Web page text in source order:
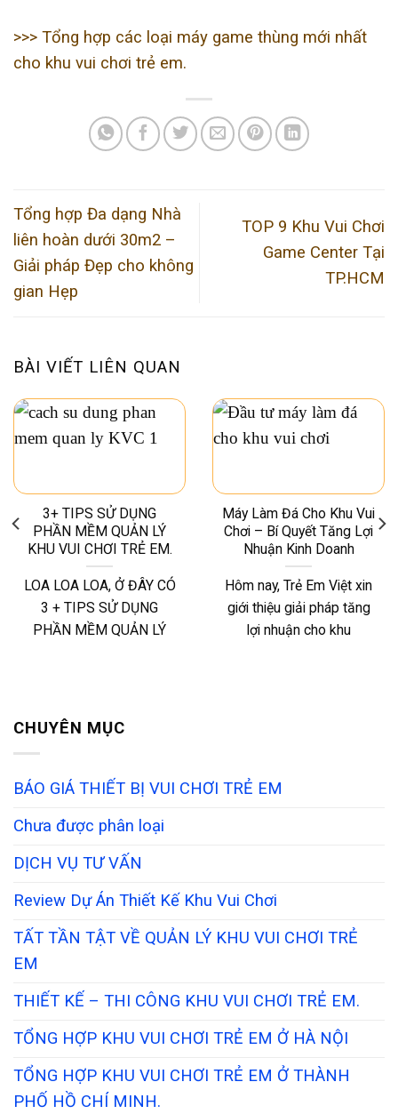
>>> Tổng hợp các loại máy game thùng mới nhất
cho khu vui chơi trẻ em.
Tổng hợp Đa dạng Nhà
liên hoàn dưới 30m2 –
Giải pháp Đẹp cho không
gian Hẹp
TOP 9 Khu Vui Chơi
Game Center Tại
TP.HCM
BÀI VIẾT LIÊN QUAN
3+ TIPS SỬ DỤNG
PHẦN MỀM QUẢN LÝ
KHU VUI CHƠI TRẺ EM.
LOA LOA LOA, Ở ĐÂY CÓ
3 + TIPS SỬ DỤNG
PHẦN MỀM QUẢN LÝ
Máy Làm Đá Cho Khu Vui
Chơi – Bí Quyết Tăng Lợi
Nhuận Kinh Doanh
Hôm nay, Trẻ Em Việt xin
giới thiệu giải pháp tăng
lợi nhuận cho khu
CHUYÊN MỤC
BÁO GIÁ THIẾT BỊ VUI CHƠI TRẺ EM
Chưa được phân loại
DỊCH VỤ TƯ VẤN
Review Dự Án Thiết Kế Khu Vui Chơi
TẤT TẦN TẬT VỀ QUẢN LÝ KHU VUI CHƠI TRẺ
EM
THIẾT KẾ – THI CÔNG KHU VUI CHƠI TRẺ EM.
TỔNG HỢP KHU VUI CHƠI TRẺ EM Ở HÀ NỘI
TỔNG HỢP KHU VUI CHƠI TRẺ EM Ở THÀNH
PHỐ HỒ CHÍ MINH.